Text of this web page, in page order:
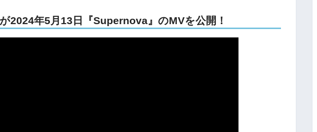
2024年5月13日『Supernova』のMVを公開！